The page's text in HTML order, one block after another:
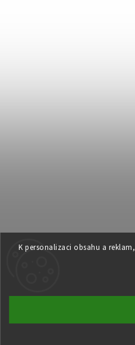
K personalizaci obsahu a